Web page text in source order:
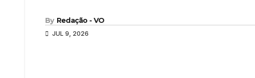
By Redação - VO
JUL 9, 2026